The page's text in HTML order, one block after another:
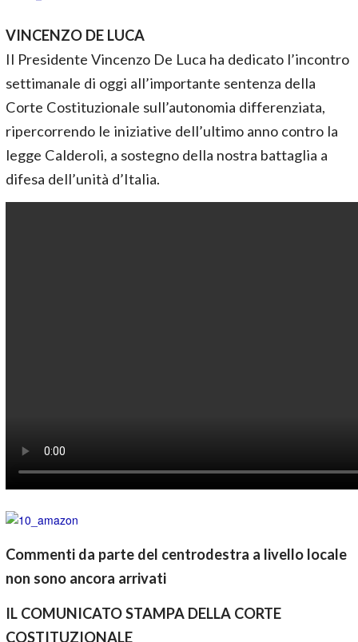
VINCENZO DE LUCA
Il Presidente Vincenzo De Luca ha dedicato l’incontro
settimanale di oggi all’importante sentenza della
Corte Costituzionale sull’autonomia differenziata,
ripercorrendo le iniziative dell’ultimo anno contro la
legge Calderoli, a sostegno della nostra battaglia a
difesa dell’unità d’Italia.
Commenti da parte del centrodestra a livello locale
non sono ancora arrivati
IL COMUNICATO STAMPA DELLA CORTE
COSTITUZIONALE